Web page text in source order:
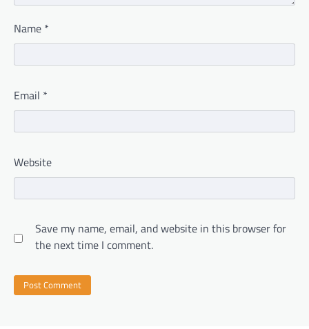
Name *
Email *
Website
Save my name, email, and website in this browser for
the next time I comment.